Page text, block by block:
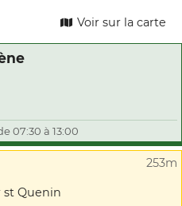
Voir sur la carte
07:30 à 13:00
253m
st Quenin